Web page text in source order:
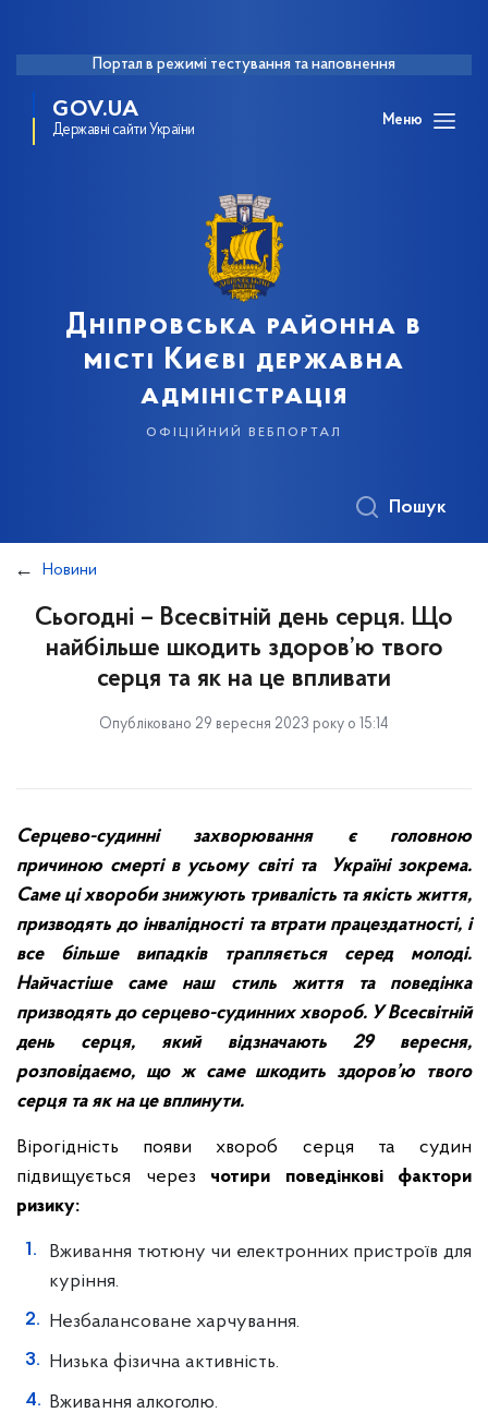
Портал в режимі тестування та наповнення
GOV.UA
Державні сайти України
Меню
Дніпровська районна в
місті Києві державна
адміністрація
офіційний вебпортал
Пошук
Новини
Сьогодні – Всесвітній день серця. Що
найбільше шкодить здоров’ю твого
серця та як на це впливати
Опубліковано 29 вересня 2023 року о 15:14
Серцево-судинні захворювання є головною
причиною смерті в усьому світі та Україні зокрема.
Саме ці хвороби знижують тривалість та якість життя,
призводять до інвалідності та втрати працездатності, і
все більше випадків трапляється серед молоді.
Найчастіше саме наш стиль життя та поведінка
призводять до серцево-судинних хвороб. У Всесвітній
день серця, який відзначають 29 вересня,
розповідаємо, що ж саме шкодить здоров’ю твого
серця та як на це вплинути.
Вірогідність появи хвороб серця та судин
підвищується через чотири поведінкові фактори
ризику:
Вживання тютюну чи електронних пристроїв для
куріння.
Незбалансоване харчування.
Низька фізична активність.
Вживання алкоголю.